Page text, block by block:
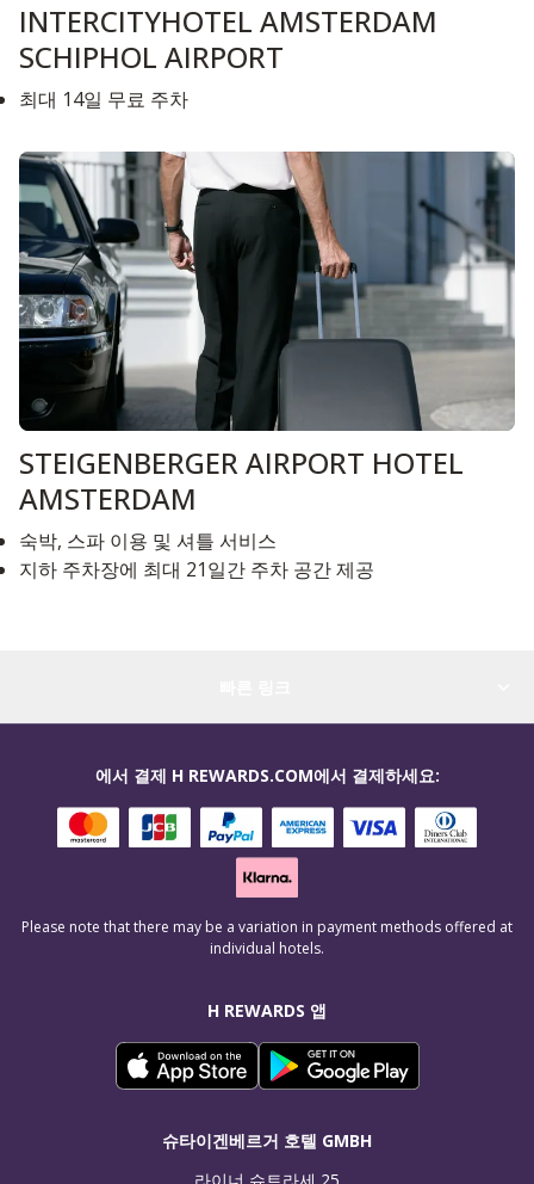
INTERCITYHOTEL AMSTERDAM
SCHIPHOL AIRPORT
최대 14일 무료 주차
STEIGENBERGER AIRPORT HOTEL
AMSTERDAM
숙박, 스파 이용 및 셔틀 서비스
지하 주차장에 최대 21일간 주차 공간 제공
H REWARDS 앱
슈타이겐베르거 호텔 GMBH
에서 결제 H REWARDS.COM에서 결제하세요:
Please note that there may be a variation in payment methods offered at
individual hotels.